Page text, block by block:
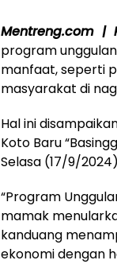
Mentreng.com |
program
manfaat, seperti
masyarakat di
Hal ini
Koto Baru
Selasa (17/9/
“Program
mamak
kanduang
ekonomi dengan